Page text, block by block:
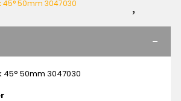
45° 50mm 3047030